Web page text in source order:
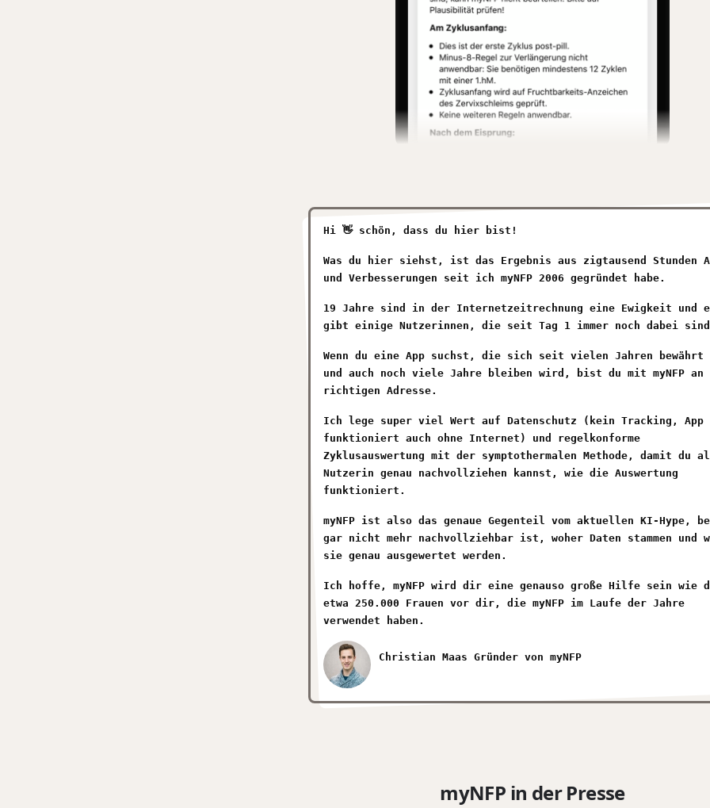
Hi 👋 schön, dass du hier bist!
Was du hier siehst, ist das Ergebnis aus zigtausend Stunden
und Verbesserungen seit ich myNFP 2006 gegründet habe.
19 Jahre sind in der Internetzeitrechnung eine Ewigkeit und
gibt einige Nutzerinnen, die seit Tag 1 immer noch dabei
Wenn du eine App suchst, die sich seit vielen Jahren bewährt
und auch noch viele Jahre bleiben wird, bist du mit myNFP an
richtigen Adresse.
Ich lege super viel Wert auf Datenschutz (kein Tracking, App
funktioniert auch ohne Internet) und regelkonforme
Zyklusauswertung mit der symptothermalen Methode, damit du
Nutzerin genau nachvollziehen kannst, wie die Auswertung
funktioniert.
myNFP ist also das genaue Gegenteil vom aktuellen KI-Hype,
gar nicht mehr nachvollziehbar ist, woher Daten stammen und
sie genau ausgewertet werden.
Ich hoffe, myNFP wird dir eine genauso große Hilfe sein wie
etwa 250.000 Frauen vor dir, die myNFP im Laufe der Jahre
verwendet haben.
Christian Maas Gründer von myNFP
myNFP in der Presse